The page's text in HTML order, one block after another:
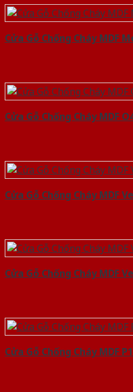
Cửa Gỗ Chống Cháy MDF
Cửa Gỗ Chống Cháy MDF
Cửa Gỗ Chống Cháy MDF
Cửa Gỗ Chống Cháy MDF
Cửa Gỗ Chống Cháy MDF